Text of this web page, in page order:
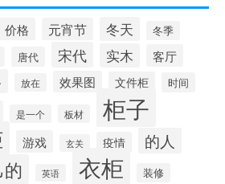
价格 元宵节 冬天 冬季
唐代 宋代 实木 客厅
放在 效果图 文件柜 时间
是一个 板材 柜子
游戏 玄关 疫情 的人
英语 衣柜 装修